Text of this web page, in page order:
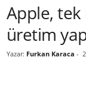
Apple, tek
üretim
Yazar: Furkan Karaca -